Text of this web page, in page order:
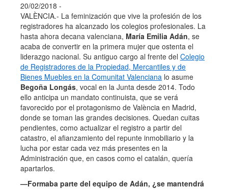
20/02/2018 -
VALÈNCIA.- La feminización que vive la profesión de los
registradores ha alcanzado los colegios profesionales. La
hasta ahora decana valenciana, María Emilia Adán, se
acaba de convertir en la primera mujer que ostenta el
liderazgo nacional. Su antiguo cargo al frente del Colegio
de Registradores de la Propiedad, Mercantiles y de
Bienes Muebles en la Comunitat Valenciana lo asume
Begoña Longás, vocal en la Junta desde 2014. Todo
ello anticipa un mandato continuista, que se verá
favorecido por el protagonismo de València en Madrid,
donde se toman las grandes decisiones. Quedan cuitas
pendientes, como actualizar el registro a partir del
catastro, el afianzamiento del repunte inmobiliario y la
lucha por estar cada vez más presentes en la
Administración que, en casos como el catalán, quería
apartarlos.
—Formaba parte del equipo de Adán, ¿se mantendrá